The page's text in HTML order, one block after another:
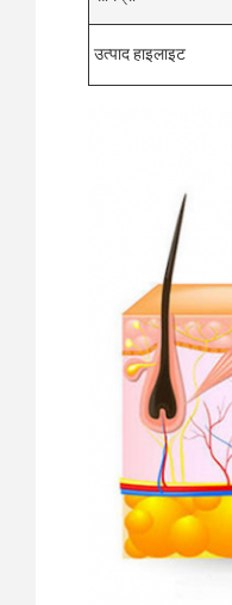
उत्पाद हाइलाइट